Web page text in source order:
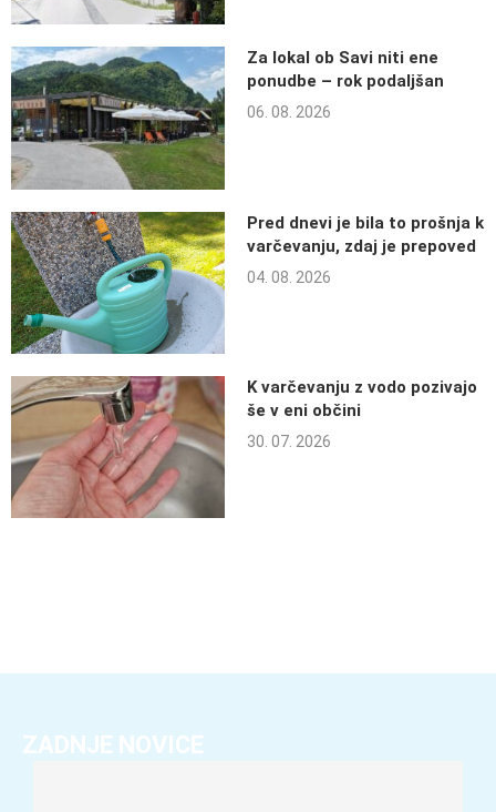
Za lokal ob Savi niti ene
ponudbe – rok podaljšan
06. 08. 2026
Pred dnevi je bila to prošnja k
varčevanju, zdaj je prepoved
04. 08. 2026
K varčevanju z vodo pozivajo
še v eni občini
30. 07. 2026
ZADNJE NOVICE